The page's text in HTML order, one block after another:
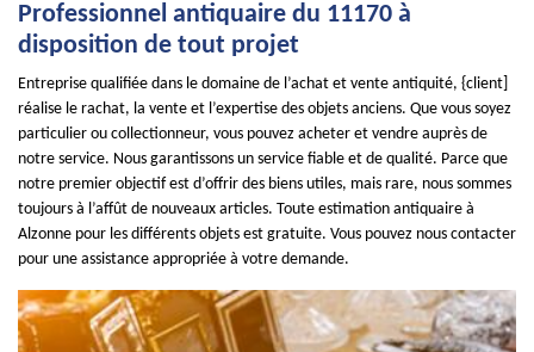
Professionnel antiquaire du 11170 à
disposition de tout projet
Entreprise qualifiée dans le domaine de l’achat et vente antiquité, {client]
réalise le rachat, la vente et l’expertise des objets anciens. Que vous soyez
particulier ou collectionneur, vous pouvez acheter et vendre auprès de
notre service. Nous garantissons un service fiable et de qualité. Parce que
notre premier objectif est d’offrir des biens utiles, mais rare, nous sommes
toujours à l’affût de nouveaux articles. Toute estimation antiquaire à
Alzonne pour les différents objets est gratuite. Vous pouvez nous contacter
pour une assistance appropriée à votre demande.